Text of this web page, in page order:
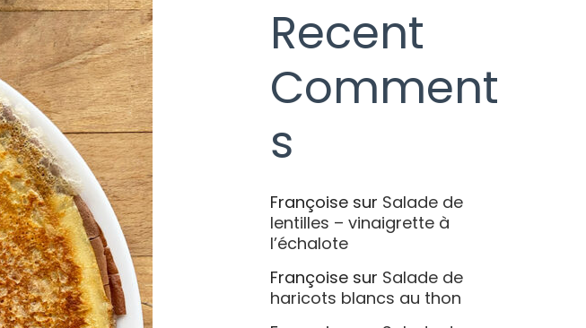
Recent
Comment
s
Françoisesur Salade de
lentilles – vinaigrette à
l’échalote
Françoisesur Salade de
haricots blancs au thon